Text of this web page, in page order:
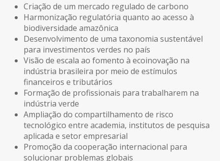
Criação de um mercado regulado de carbono
Harmonização regulatória quanto ao acesso à
biodiversidade amazônica
Desenvolvimento de uma taxonomia sustentável
para investimentos verdes no país
Visão de escala ao fomento à ecoinovação na
indústria brasileira por meio de estímulos
financeiros e tributários
Formação de profissionais para trabalharem na
indústria verde
Ampliação do compartilhamento de risco
tecnológico entre academia, institutos de pesquisa
aplicada e setor empresarial
Promoção da cooperação internacional para
solucionar problemas globais